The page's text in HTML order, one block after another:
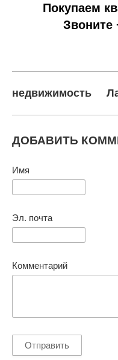
Покупаем
Звоните
недвижимость
ДОБАВИТЬ
Имя
Эл. почта
Комментарий